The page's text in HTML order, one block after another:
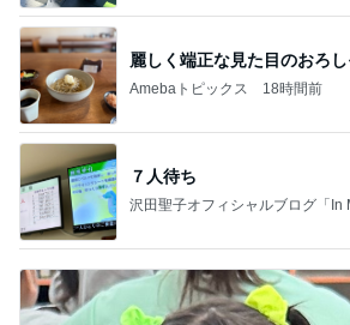
麗しく端正な見た目のおろ
Amebaトピックス 18時間前
７人待ち
沢田聖子オフィシャルブログ「In